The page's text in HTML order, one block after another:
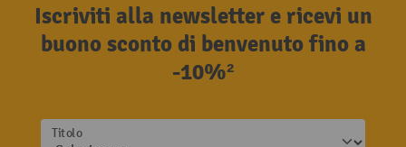
Iscriviti alla newsletter e ricevi un
buono sconto di benvenuto fino a
-10%²
Titolo